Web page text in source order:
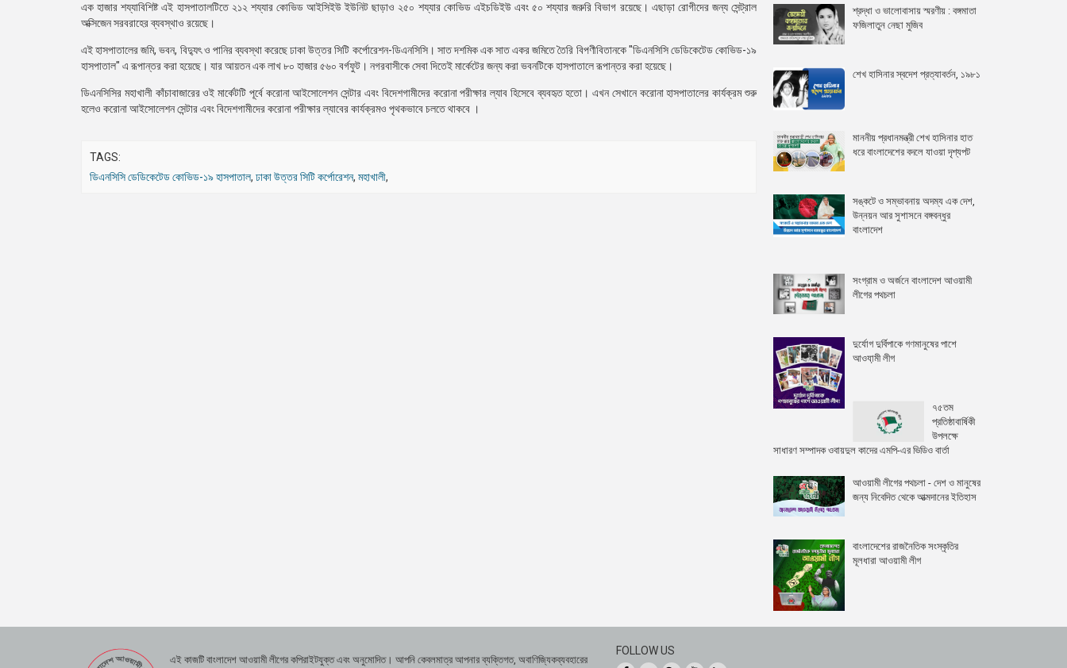
এক হাজার শয্যাবিশিষ্ট এই হাসপাতালটিতে ২১২ শয্যার কোভিড আইসিইউ ইউনিট ছাড়াও ২৫০ শয্যার কোভিড এইচডিইউ এবং ৫০ শয্যার জরুরি বিভাগ রয়েছে। এছাড়া রোগীদের জন্য সেন্ট্রাল
অক্সিজেন সরবরাহের ব্যবস্থাও রয়েছে।
এই হাসপাতালের জমি, ভবন, বিদ্যুৎ ও পানির ব্যবস্থা করেছে ঢাকা উত্তর সিটি কর্পোরেশন-ডিএনসিসি। সাত দশমিক এক সাত একর জমিতে তৈরি বিপণীবিতানকে "ডিএনসিসি ডেডিকেটেড কোভিড-১৯
হাসপাতাল" এ রূপান্তর করা হয়েছে। যার আয়তন এক লাখ ৮০ হাজার ৫৬০ বর্গফুট। নগরবাসীকে সেবা দিতেই মার্কেটের জন্য করা ভবনটিকে হাসপাতালে রূপান্তর করা হয়েছে।
ডিএনসিসির মহাখালী কাঁচাবাজারের ওই মার্কেটটি পূর্বে করোনা আইসোলেশন সেন্টার এবং বিদেশগামীদের করোনা পরীক্ষার ল্যাব হিসেবে ব্যবহৃত হতো। এখন সেখানে করোনা হাসপাতালের কার্যক্রম শুরু
হলেও করোনা আইসোলেশন সেন্টার এবং বিদেশগামীদের করোনা পরীক্ষার ল্যাবের কার্যক্রমও পৃথকভাবে চলতে থাকবে ।
TAGS:
ডিএনসিসি ডেডিকেটেড কোভিড-১৯ হাসপাতাল, ঢাকা উত্তর সিটি কর্পোরেশন, মহাখালী,
শ্রদ্ধা ও ভালোবাসায় স্মরণীয় : বঙ্গমাতা
ফজিলাতুন নেছা মুজিব
শেখ হাসিনার স্বদেশ প্রত্যাবর্তন, ১৯৮১
মাননীয় প্রধানমন্ত্রী শেখ হাসিনার হাত
ধরে বাংলাদেশের বদলে যাওয়া দৃশ্যপট
সঙ্কটে ও সম্ভাবনায় অদম্য এক দেশ,
উন্নয়ন আর সুশাসনে বঙ্গবন্ধুর
বাংলাদেশ
সংগ্রাম ও অর্জনে বাংলাদেশ আওয়ামী
লীগের পথচলা
দুর্যোগ দুর্বিপাকে গণমানুষের পাশে
আওযা়মী লীগ
৭৫তম
প্রতিষ্ঠাবার্ষিকী
উপলক্ষে
সাধারণ সম্পাদক ওবায়দুল কাদের এমপি-এর ভিডিও বার্তা
আওয়ামী লীগের পথচলা - দেশ ও মানুষের
জন্য নিবেদিত থেকে আত্মদানের ইতিহাস
বাংলাদেশের রাজনৈতিক সংস্কৃতির
মূলধারা আওয়ামী লীগ
এই কাজটি বাংলাদেশ আওয়ামী লীগের কপিরাইটযুক্ত এবং অনুমোদিত। আপনি কেবলমাত্র আপনার ব্যক্তিগত, অবাণিজ্যিকব্যবহারের
FOLLOW US